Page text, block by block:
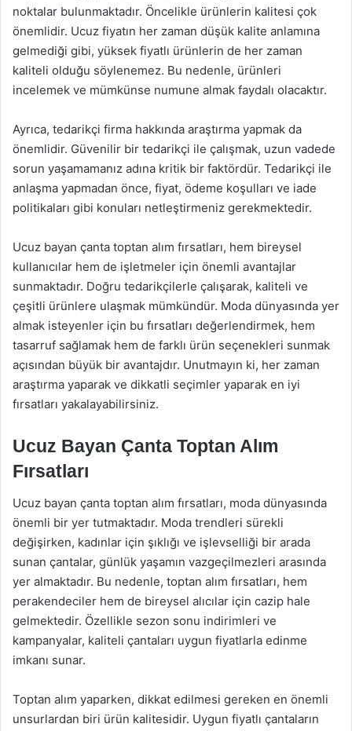
noktalar bulunmaktadır. Öncelikle ürünlerin kalitesi çok
önemlidir. Ucuz fiyatın her zaman düşük kalite anlamına
gelmediği gibi, yüksek fiyatlı ürünlerin de her zaman
kaliteli olduğu söylenemez. Bu nedenle, ürünleri
incelemek ve mümkünse numune almak faydalı olacaktır.
Ayrıca, tedarikçi firma hakkında araştırma yapmak da
önemlidir. Güvenilir bir tedarikçi ile çalışmak, uzun vadede
sorun yaşamamanız adına kritik bir faktördür. Tedarikçi ile
anlaşma yapmadan önce, fiyat, ödeme koşulları ve iade
politikaları gibi konuları netleştirmeniz gerekmektedir.
Ucuz bayan çanta toptan alım fırsatları, hem bireysel
kullanıcılar hem de işletmeler için önemli avantajlar
sunmaktadır. Doğru tedarikçilerle çalışarak, kaliteli ve
çeşitli ürünlere ulaşmak mümkündür. Moda dünyasında yer
almak isteyenler için bu fırsatları değerlendirmek, hem
tasarruf sağlamak hem de farklı ürün seçenekleri sunmak
açısından büyük bir avantajdır. Unutmayın ki, her zaman
araştırma yaparak ve dikkatli seçimler yaparak en iyi
fırsatları yakalayabilirsiniz.
Ucuz Bayan Çanta Toptan Alım
Fırsatları
Ucuz bayan çanta toptan alım fırsatları, moda dünyasında
önemli bir yer tutmaktadır. Moda trendleri sürekli
değişirken, kadınlar için şıklığı ve işlevselliği bir arada
sunan çantalar, günlük yaşamın vazgeçilmezleri arasında
yer almaktadır. Bu nedenle, toptan alım fırsatları, hem
perakendeciler hem de bireysel alıcılar için cazip hale
gelmektedir. Özellikle sezon sonu indirimleri ve
kampanyalar, kaliteli çantaları uygun fiyatlarla edinme
imkanı sunar.
Toptan alım yaparken, dikkat edilmesi gereken en önemli
unsurlardan biri ürün kalitesidir. Uygun fiyatlı çantaların